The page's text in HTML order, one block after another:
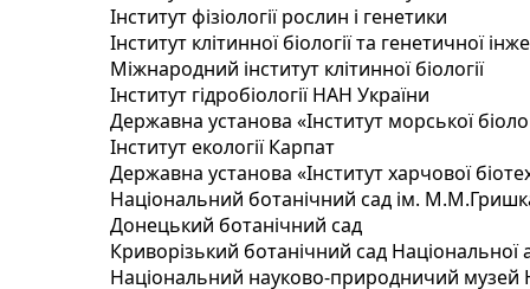
Інститут фізіології рослин і генетики
Інститут клітинної біології та генетичної
Міжнародний інститут клітинної біології
Інститут гідробіології НАН України
Державна установа «Інститут морської
Інститут екології Карпат
Державна установа «Інститут харчової
Національний ботанічний сад ім.
Донецький ботанічний сад
Криворізький ботанічний сад Національної
Національний науково-природничий музей